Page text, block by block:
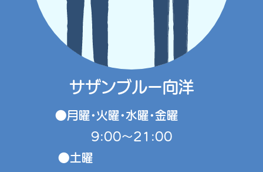
サザンブルー向洋
●月曜・火曜・水曜・金曜
9:00～21:00
●土曜